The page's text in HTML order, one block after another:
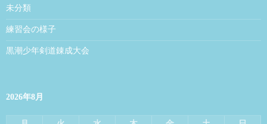
未分類
練習会の様子
黒潮少年剣道錬成大会
2026年8月